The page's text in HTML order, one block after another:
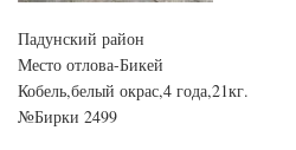
Падунский район
Место отлова-Бикей
Кобель,белый окрас,4 года,21кг.
№Бирки 2499